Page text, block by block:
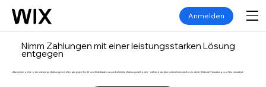
Anmelden
Nimm Zahlungen mit einer leistungsstarken Lösung
entgegen
Akzeptiere online oder unterwegs Zahlungen mit allen gängigen Kredit- und Debitkarten sowie beliebten Zahlungsmethoden – während du dein Unternehmen nahtlos in deiner Website-Verwaltung von Wix verwaltest.